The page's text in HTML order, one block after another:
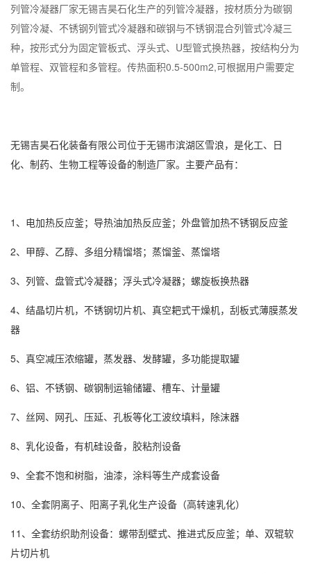
列管冷凝器厂家无锡吉昊石化生产的列管冷凝器，按材质分为碳钢
列管冷凝、不锈钢列管式冷凝器和碳钢与不锈钢混合列管式冷凝三
种，按形式分为固定管板式、浮头式、U型管式换热器，按结构分为
单管程、双管程和多管程。传热面积0.5-500m2,可根据用户需要定
制。
无锡吉昊石化装备有限公司位于无锡市滨湖区雪浪，是化工、日
化、制药、生物工程等设备的制造厂家。主要产品有：
1、电加热反应釜；导热油加热反应釜；外盘管加热不锈钢反应釜
2、甲醇、乙醇、多组分精馏塔；蒸馏釜、蒸馏塔
3、列管、盘管式冷凝器；浮头式冷凝器；螺旋板换热器
4、结晶切片机，不锈钢切片机、真空耙式干燥机，刮板式薄膜蒸发
器
5、真空减压浓缩罐，蒸发器、发酵罐，多功能提取罐
6、铝、不锈钢、碳钢制运输储罐、槽车、计量罐
7、丝网、网孔、压延、孔板等化工波纹填料，除沫器
8、乳化设备，有机硅设备，胶粘剂设备
9、全套不饱和树脂，油漆，涂料等生产成套设备
10、全套阴离子、阳离子乳化生产设备（高转速乳化）
11、全套纺织助剂设备：螺带刮壁式、推进式反应釜；单、双辊软
片切片机